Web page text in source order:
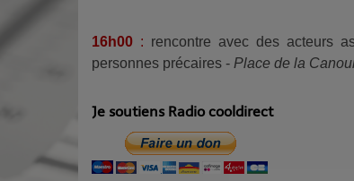
16h00 : rencontre avec des acteurs
personnes précaires - Place de la
Je soutiens Radio cooldirect